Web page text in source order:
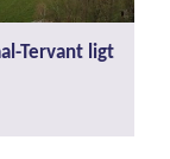
Tervant ligt